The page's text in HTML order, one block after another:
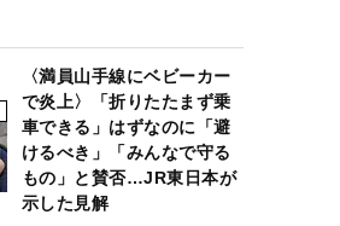
〈満員山手線にベビーカー
で炎上〉「折りたたまず乗
車できる」はずなのに「避
けるべき」「みんなで守る
もの」と賛否…JR東日本が
示した見解